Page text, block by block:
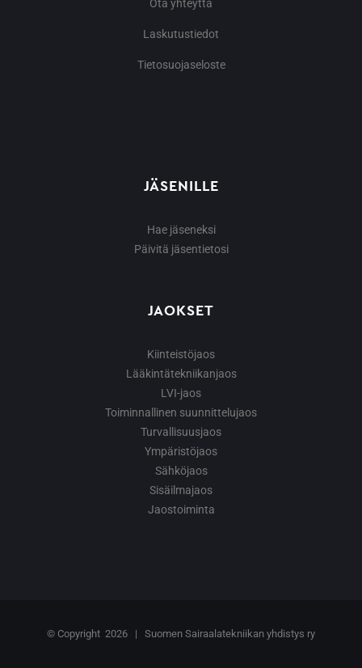
Ota yhteyttä
Laskutustiedot
Tietosuojaseloste
JÄSENILLE
Hae jäseneksi
Päivitä jäsentietosi
JAOKSET
Kiinteistöjaos
Lääkintätekniikanjaos
LVI-jaos
Toiminnallinen suunnittelujaos
Turvallisuusjaos
Ympäristöjaos
Sähköjaos
Sisäilmajaos
Jaostoiminta
© Copyright 2026 | Suomen Sairaalatekniikan yhdistys ry